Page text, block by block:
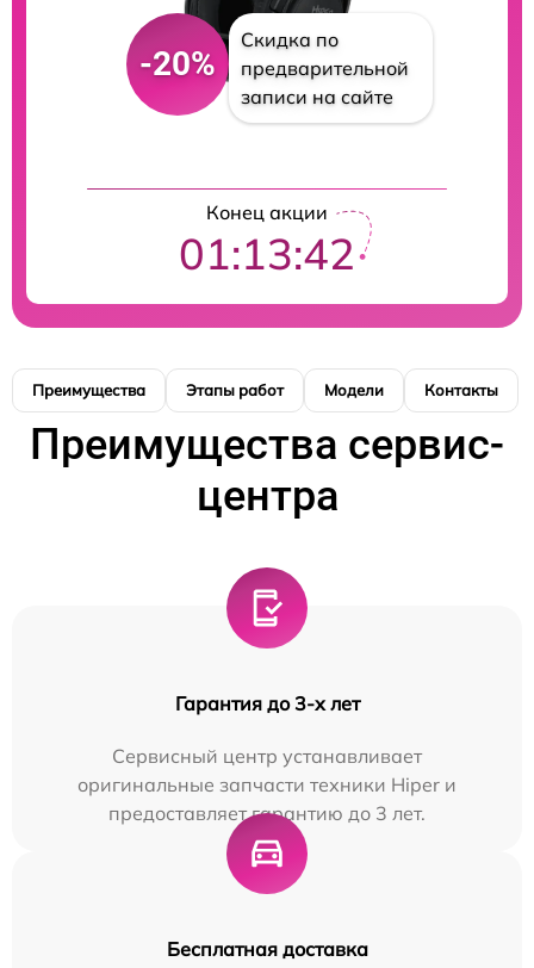
-20%
Скидка по
предварительной
записи на сайте
Конец акции
01:13:41
Преимущества Этапы работ Модели Контакты
Преимущества сервис-
центра
Гарантия до 3-х лет
Сервисный центр устанавливает
оригинальные запчасти техники Hiper и
предоставляет гарантию до 3 лет.
Бесплатная доставка